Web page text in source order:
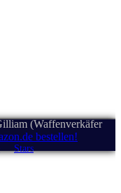
(Waffenverkäfer
bestellen!
Stars